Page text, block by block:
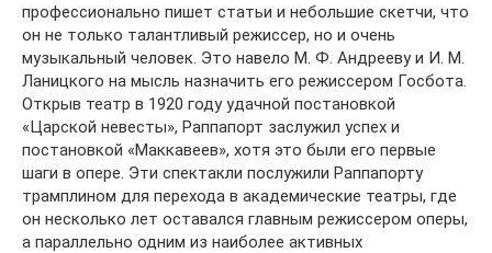
профессионально пишет статьи и небольшие скетчи, что
он не только талантливый режиссер, но и очень
музыкальный человек. Это навело М. Ф. Андрееву и И. М.
Ланицкого на мысль назначить его режиссером Госбота.
Открыв театр в 1920 году удачной постановкой
«Царской невесты», Раппапорт заслужил успех и
постановкой «Маккавеев», хотя это были его первые
шаги в опере. Эти спектакли послужили Раппапорту
трамплином для перехода в академические театры, где
он несколько лет оставался главным режиссером оперы,
а параллельно одним из наиболее активных